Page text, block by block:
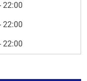
22:00
22:00
22:00